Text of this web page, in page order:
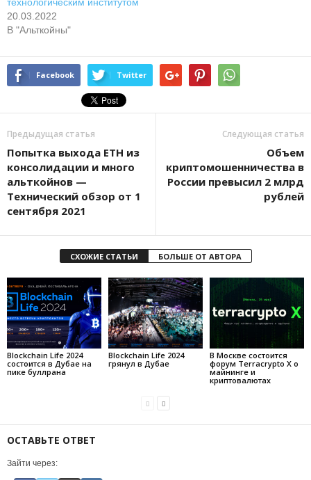
20.03.2022
В "Альткойны"
Facebook Twitter
Предыдущая статья
Попытка выхода ETH из
консолидации и много
альткойнов —
Технический обзор от 1
сентября 2021
Следующая статья
Объем
криптомошенничества в
России превысил 2 млрд
рублей
СХОЖИЕ СТАТЬИ БОЛЬШЕ ОТ АВТОРА
Blockchain Life 2024
состоится в Дубае на
пике буллрана
Blockchain Life 2024
грянул в Дубае
В Москве состоится
форум Terracrypto X о
майнинге и
криптовалютах
ОСТАВЬТЕ ОТВЕТ
Зайти через: